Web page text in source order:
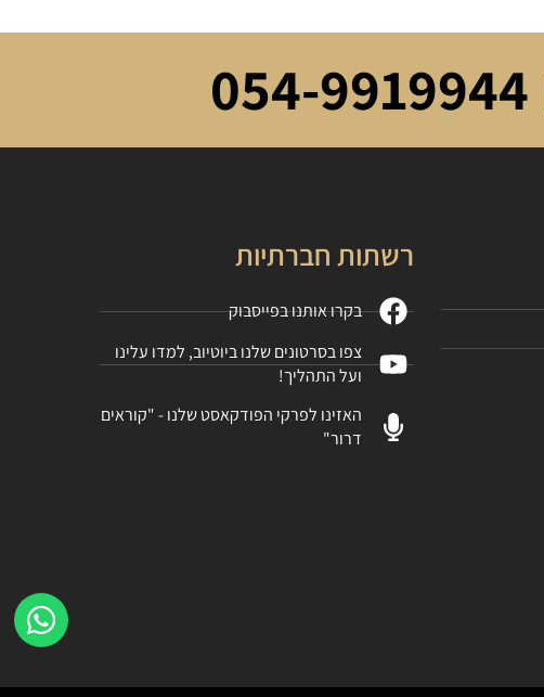
054-9919944
רשתות חברתיות
בקרו אותנו בפייסבוק
צפו בסרטונים שלנו ביוטיוב, למדו עלינו
ועל התהליך!
האזינו לפרקי הפודקאסט שלנו - "קוראים
דרור"